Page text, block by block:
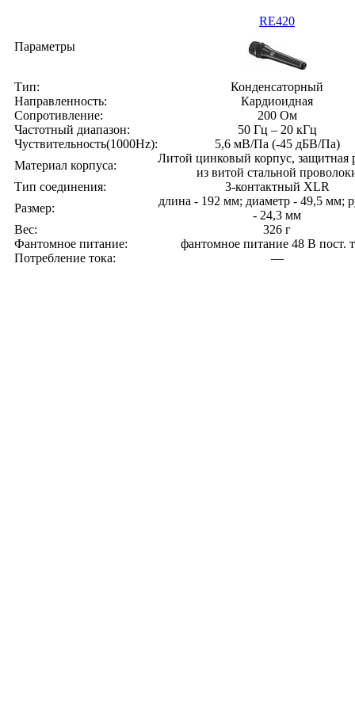
Параметры
RE420
Тип:
Конденсаторный
Направленность:
Кардиоидная
Сопротивление:
200 Ом
Частотный диапазон:
50 Гц – 20 кГц
Чуствительность(1000Hz):
5,6 мВ/Па (-45 дБВ/Па)
Материал корпуса:
Литой цинковый корпус, защитная
из витой стальной
Тип соединения:
3-контактный XLR
Размер:
длина - 192 мм; диаметр - 49,5 мм;
- 24,3 мм
Вес:
326 г
Фантомное питание:
фантомное питание 48 В пост.
Потребление тока:
—